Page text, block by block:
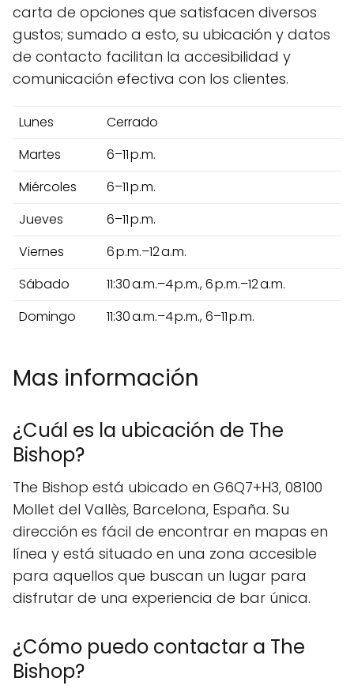
carta de opciones que satisfacen diversos
gustos; sumado a esto, su ubicación y datos
de contacto facilitan la accesibilidad y
comunicación efectiva con los clientes.
Lunes
Cerrado
Martes
6–11 p.m.
Miércoles
6–11 p.m.
Jueves
6–11 p.m.
Viernes
6 p.m.–12 a.m.
Sábado
11:30 a.m.–4 p.m., 6 p.m.–12 a.m.
Domingo
11:30 a.m.–4 p.m., 6–11 p.m.
Mas información
¿Cuál es la ubicación de The
Bishop?
The Bishop está ubicado en G6Q7+H3, 08100
Mollet del Vallès, Barcelona, España. Su
dirección es fácil de encontrar en mapas en
línea y está situado en una zona accesible
para aquellos que buscan un lugar para
disfrutar de una experiencia de bar única.
¿Cómo puedo contactar a The
Bishop?